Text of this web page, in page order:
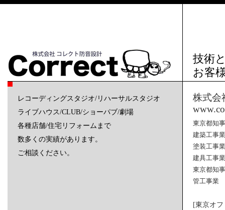
技術
お客
レコーディングスタジオ/リハーサルスタジオ
ライブハウス/CLUB/ショーパブ/劇場
各種店舗/住宅リフォームまで
数多くの実績があります。
ご相談ください。
株式会
東京都知
建築工事
塗装工事
建具工事
東京都知
管工事業
[東京オ